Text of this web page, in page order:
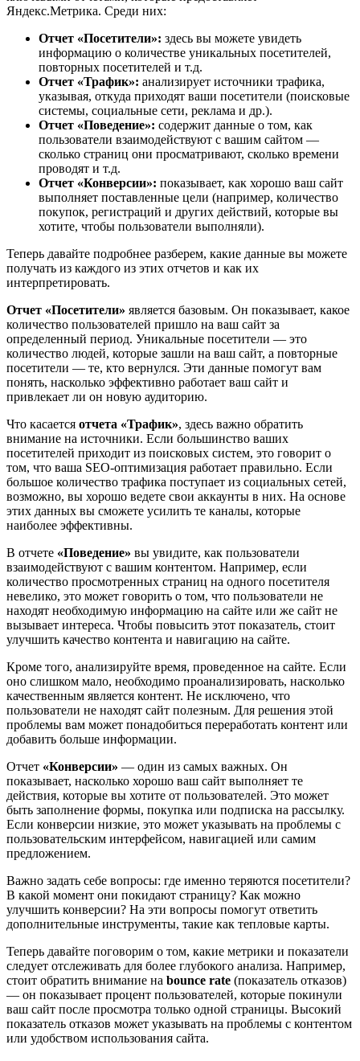
Яндекс.Метрика. Среди них:
Отчет «Посетители»: здесь вы можете увидеть
информацию о количестве уникальных посетителей,
повторных посетителей и т.д.
Отчет «Трафик»: анализирует источники трафика,
указывая, откуда приходят ваши посетители (поисковые
системы, социальные сети, реклама и др.).
Отчет «Поведение»: содержит данные о том, как
пользователи взаимодействуют с вашим сайтом —
сколько страниц они просматривают, сколько времени
проводят и т.д.
Отчет «Конверсии»: показывает, как хорошо ваш сайт
выполняет поставленные цели (например, количество
покупок, регистраций и других действий, которые вы
хотите, чтобы пользователи выполняли).
Теперь давайте подробнее разберем, какие данные вы можете
получать из каждого из этих отчетов и как их
интерпретировать.
Отчет «Посетители» является базовым. Он показывает, какое
количество пользователей пришло на ваш сайт за
определенный период. Уникальные посетители — это
количество людей, которые зашли на ваш сайт, а повторные
посетители — те, кто вернулся. Эти данные помогут вам
понять, насколько эффективно работает ваш сайт и
привлекает ли он новую аудиторию.
Что касается отчета «Трафик», здесь важно обратить
внимание на источники. Если большинство ваших
посетителей приходит из поисковых систем, это говорит о
том, что ваша SEO-оптимизация работает правильно. Если
большое количество трафика поступает из социальных сетей,
возможно, вы хорошо ведете свои аккаунты в них. На основе
этих данных вы сможете усилить те каналы, которые
наиболее эффективны.
В отчете «Поведение» вы увидите, как пользователи
взаимодействуют с вашим контентом. Например, если
количество просмотренных страниц на одного посетителя
невелико, это может говорить о том, что пользователи не
находят необходимую информацию на сайте или же сайт не
вызывает интереса. Чтобы повысить этот показатель, стоит
улучшить качество контента и навигацию на сайте.
Кроме того, анализируйте время, проведенное на сайте. Если
оно слишком мало, необходимо проанализировать, насколько
качественным является контент. Не исключено, что
пользователи не находят сайт полезным. Для решения этой
проблемы вам может понадобиться переработать контент или
добавить больше информации.
Отчет «Конверсии» — один из самых важных. Он
показывает, насколько хорошо ваш сайт выполняет те
действия, которые вы хотите от пользователей. Это может
быть заполнение формы, покупка или подписка на рассылку.
Если конверсии низкие, это может указывать на проблемы с
пользовательским интерфейсом, навигацией или самим
предложением.
Важно задать себе вопросы: где именно теряются посетители?
В какой момент они покидают страницу? Как можно
улучшить конверсии? На эти вопросы помогут ответить
дополнительные инструменты, такие как тепловые карты.
Теперь давайте поговорим о том, какие метрики и показатели
следует отслеживать для более глубокого анализа. Например,
стоит обратить внимание на bounce rate (показатель отказов)
— он показывает процент пользователей, которые покинули
ваш сайт после просмотра только одной страницы. Высокий
показатель отказов может указывать на проблемы с контентом
или удобством использования сайта.